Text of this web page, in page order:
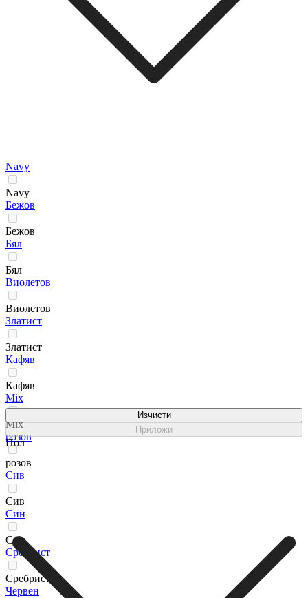
Navy
Navy
Бежов
Бежов
Бял
Бял
Виолетов
Виолетов
Златист
Златист
Кафяв
Кафяв
Мix
Мix
розов
розов
Сив
Сив
Син
Син
Сребрист
Сребрист
Червен
Изчисти
Приложи
Пол